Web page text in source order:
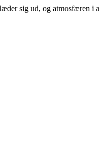
sig ud, og atmosfæren i